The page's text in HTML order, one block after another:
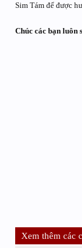
Sim Tám để được
Chúc các bạn luôn
Xem thêm các